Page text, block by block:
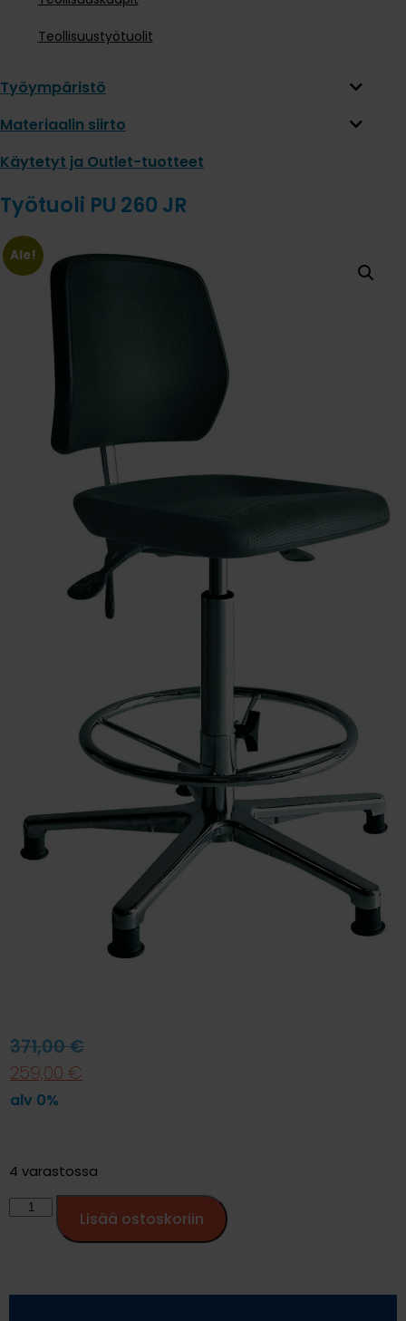
Teollisuustyötuolit
Työympäristö
Materiaalin siirto
Käytetyt ja Outlet-tuotteet
Työtuoli PU 260 JR
Ale!
371,00€
259,00 €
alv 0%
4 varastossa
Lisää ostoskoriin